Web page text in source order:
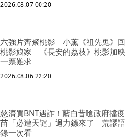
2026.08.07 00:20
六強片齊聚桃影 小薰《祖先鬼》回
桃影娘家 《長安的荔枝》桃影加映
一票難求
2026.08.06 22:20
慈濟買BNT遇詐！藍白昔嗆政府擋疫
苗「必遭天譴」迴力鏢來了 荒謬語
錄一次看